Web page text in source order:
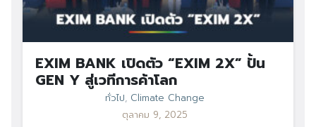
EXIM BANK เปิดตัว “EXIM 2X” ปั้น
GEN Y สู่เวทีการค้าโลก
ทั่วไป, Climate Change
ตุลาคม 9, 2025